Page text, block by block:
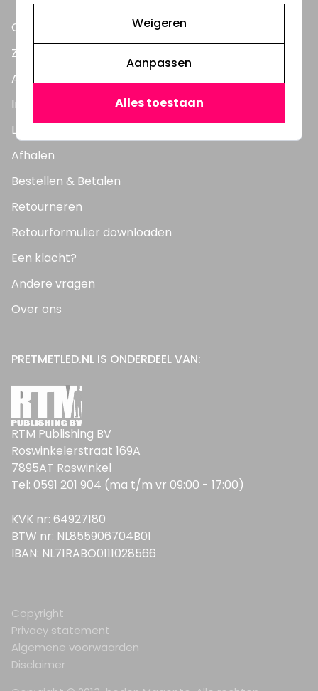
Contact
Zakelijke klant worden
Account aanmaken
Inloggen in account
Levering
Afhalen
Bestellen & Betalen
Retourneren
Retourformulier downloaden
Een klacht?
Andere vragen
Over ons
PRETMETLED.NL IS ONDERDEEL VAN:
RTM Publishing BV
Roswinkelerstraat 169A
7895AT Roswinkel
Tel: 0591 201 904 (ma t/m vr 09:00 - 17:00)
KVK nr: 64927180
BTW nr: NL855906704B01
IBAN: NL71RABO0111028566
Copyright
Privacy statement
Algemene voorwaarden
Disclaimer
Weigeren
Aanpassen
Alles toestaan